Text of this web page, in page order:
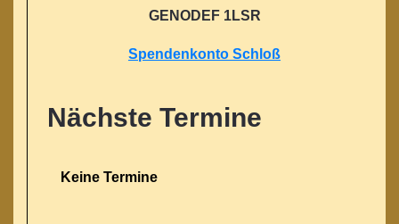
GENODEF 1LSR
Spendenkonto Schloß
Nächste Termine
Keine Termine